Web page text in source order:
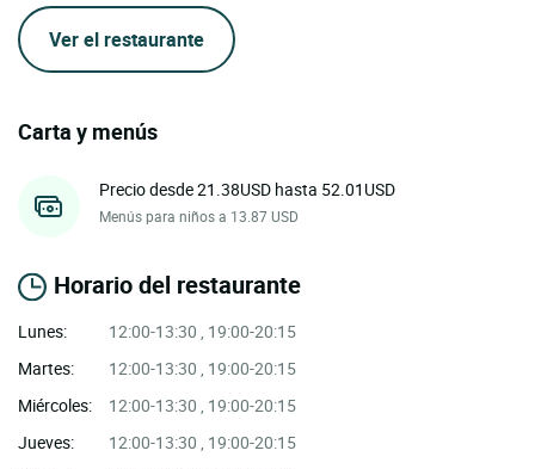
Ver el restaurante
Carta y menús
Precio desde 21.38USD hasta 52.01USD
Menús para niños a 13.87 USD
Horario del restaurante
Lunes:
12:00-13:30 , 19:00-20:15
Martes:
12:00-13:30 , 19:00-20:15
Miércoles:
12:00-13:30 , 19:00-20:15
Jueves:
12:00-13:30 , 19:00-20:15